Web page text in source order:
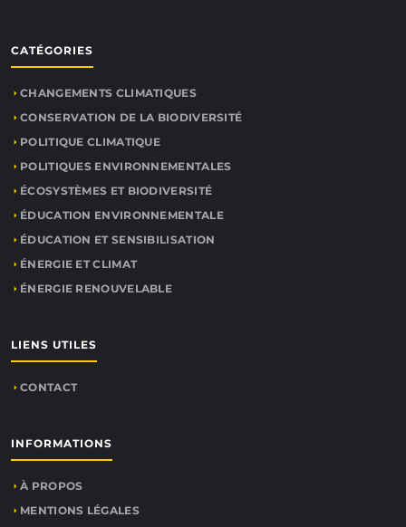
CATÉGORIES
CHANGEMENTS CLIMATIQUES
CONSERVATION DE LA BIODIVERSITÉ
POLITIQUE CLIMATIQUE
POLITIQUES ENVIRONNEMENTALES
ÉCOSYSTÈMES ET BIODIVERSITÉ
ÉDUCATION ENVIRONNEMENTALE
ÉDUCATION ET SENSIBILISATION
ÉNERGIE ET CLIMAT
ÉNERGIE RENOUVELABLE
LIENS UTILES
CONTACT
INFORMATIONS
À PROPOS
MENTIONS LÉGALES